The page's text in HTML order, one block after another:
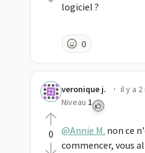
logiciel ?
0
0
veronique j. · il y a
Niveau 1
@Annie M. non ce
commencer, vous